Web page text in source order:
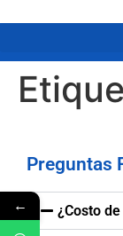
Preguntas
¿Costo
←